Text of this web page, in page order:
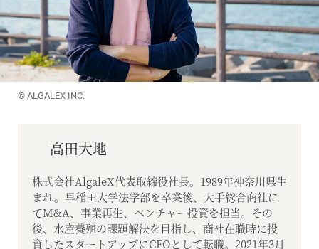
© ALGALEX INC.
高田大地
株式会社AlgaleX代表取締役社長。1989年神奈川県生
まれ。早稲田大学法学部を卒業後、大手総合商社に
てM&A、事業再生、ベンチャー投資を担当。その
後、水産養殖の課題解決を目指し、商社在職時に投
資したスタートアップにCFOとして転職。2021年3月